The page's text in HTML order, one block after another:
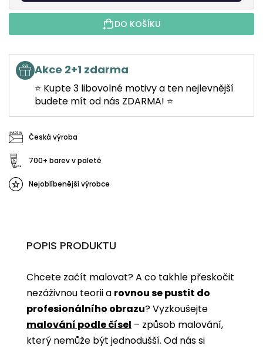
DO KOŠÍKU
Akce 2+1 zdarma
⭐ Kupte 3 libovolné motivy a ten nejlevnější
budete mít od nás ZDARMA! ⭐
Česká výroba
700+ barev v paletě
Nejoblíbenější výrobce
POPIS PRODUKTU
Chcete začít malovat? A co takhle přeskočit
nezáživnou teorii a rovnou se pustit do
profesionálního obrazu? Vyzkoušejte
malování podle čísel ­­– způsob malování,
který nemůže být jednodušší. Od nás si